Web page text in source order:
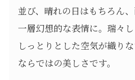
並び、晴れの日はもちろん
一層幻想的な表情に。瑞々し
しっとりとした空気が織り
ならではの美しさです。